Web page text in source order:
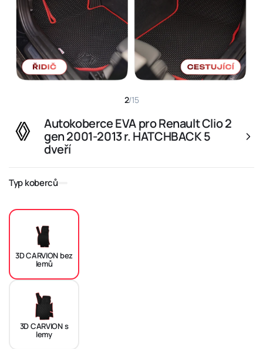
2/15
Autokoberce EVA pro Renault Clio 2
gen 2001-2013 r. HATCHBACK 5
dveří
Typ koberců
3D CARVION bez
lemů
3D CARVION s
lemy